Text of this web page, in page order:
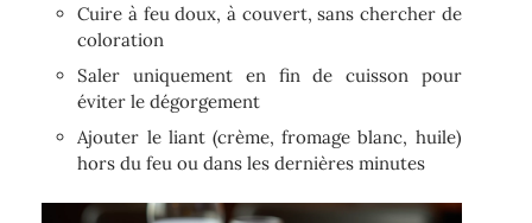
Cuire à feu doux, à couvert, sans chercher de
coloration
Saler uniquement en fin de cuisson pour
éviter le dégorgement
Ajouter le liant (crème, fromage blanc, huile)
hors du feu ou dans les dernières minutes